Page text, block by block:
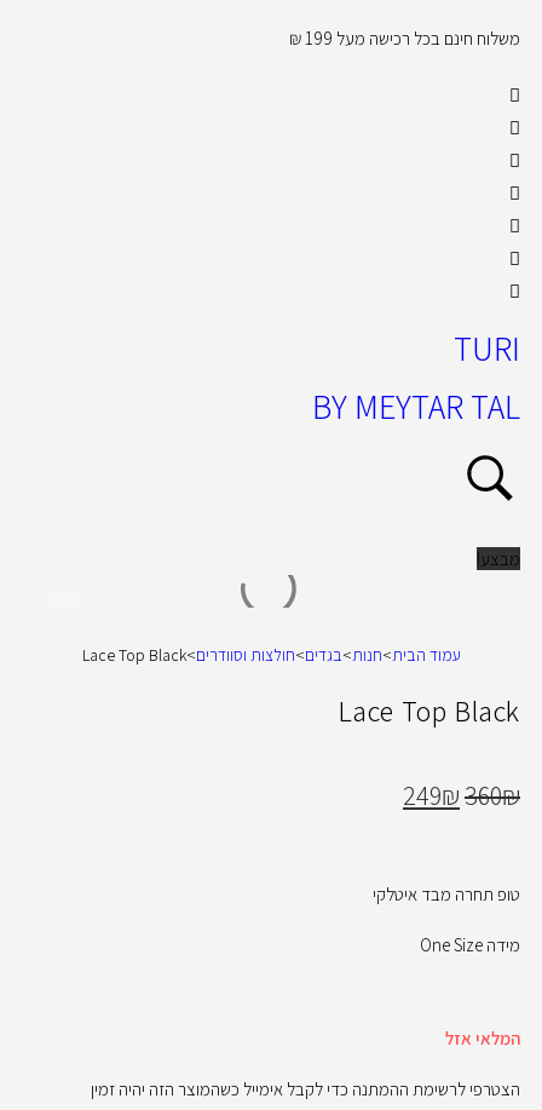
משלוח חינם בכל רכישה מעל 199 ₪
TURI
BY MEYTAR TAL
מבצע!
עמוד הבית>חנות>בגדים>חולצות וסוודרים>
Lace Top Black
Lace Top Black
360₪
249₪
טופ תחרה מבד איטלקי
מידה One Size
המלאי אזל
הצטרפי לרשימת ההמתנה כדי לקבל אימייל כשהמוצר הזה יהיה זמין